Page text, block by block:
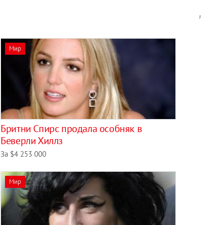
Мир
Бритни Спирс продала особняк в
Беверли Хиллз
За $4 253 000
Мир